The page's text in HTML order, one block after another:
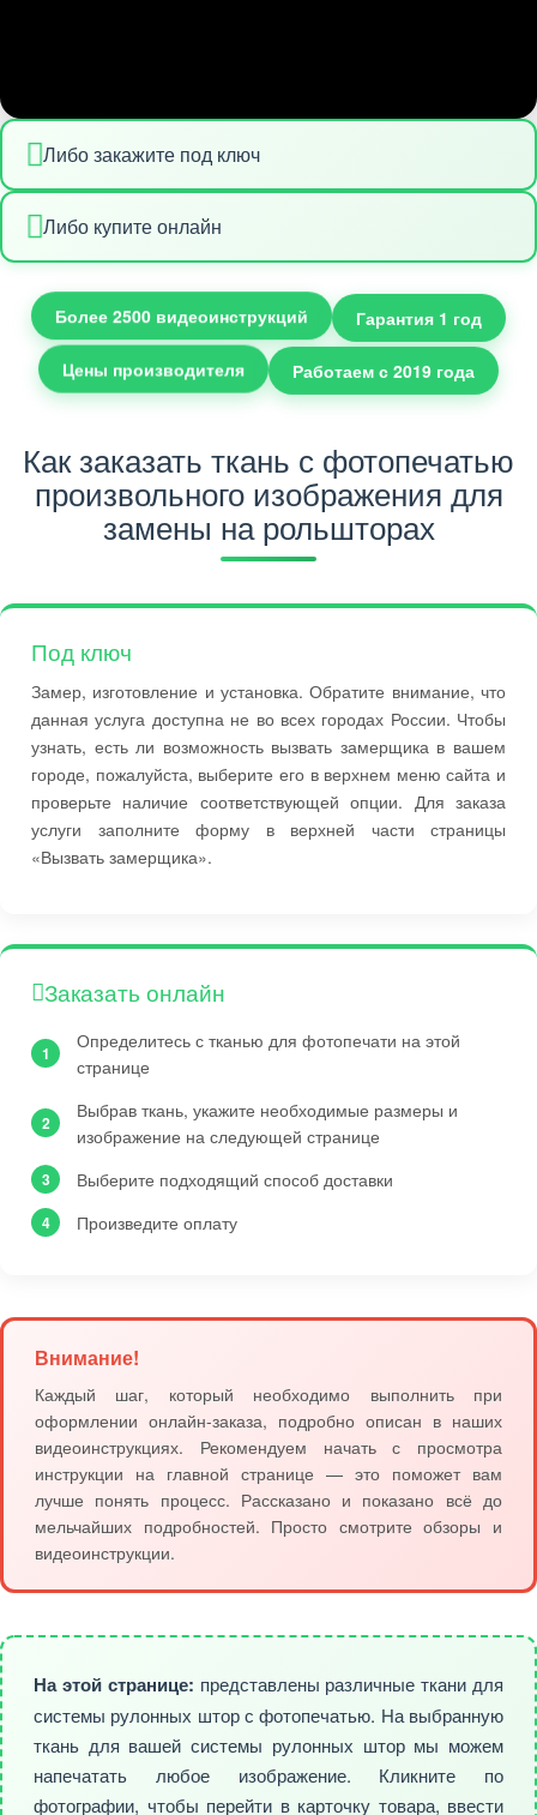
Либо закажите под ключ
Либо купите онлайн
Более 2500 видеоинструкций Гарантия 1 год
Цены производителя Работаем с 2019 года
Как заказать ткань с фотопечатью
произвольного изображения для
замены на рольшторах
Под ключ
Замер, изготовление и установка. Обратите внимание, что
данная услуга доступна не во всех городах России. Чтобы
узнать, есть ли возможность вызвать замерщика в вашем
городе, пожалуйста, выберите его в верхнем меню сайта и
проверьте наличие соответствующей опции. Для заказа
услуги заполните форму в верхней части страницы
«Вызвать замерщика».
Заказать онлайн
Определитесь с тканью для фотопечати на этой
странице
Выбрав ткань, укажите необходимые размеры и
изображение на следующей странице
Выберите подходящий способ доставки
Произведите оплату
Внимание!
Каждый шаг, который необходимо выполнить при
оформлении онлайн-заказа, подробно описан в наших
видеоинструкциях. Рекомендуем начать с просмотра
инструкции на главной странице — это поможет вам
лучше понять процесс. Рассказано и показано всё до
мельчайших подробностей. Просто смотрите обзоры и
видеоинструкции.
На этой странице: представлены различные ткани для
системы рулонных штор с фотопечатью. На выбранную
ткань для вашей системы рулонных штор мы можем
напечатать любое изображение. Кликните по
фотографии, чтобы перейти в карточку товара, ввести